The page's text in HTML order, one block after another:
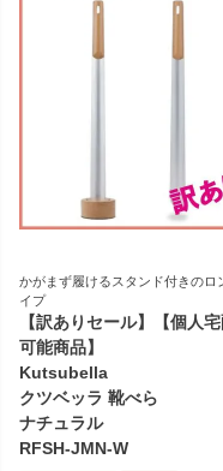
かがまず履けるスタンド付きのロ
イプ
【訳ありセール】【個人
可能商品】
Kutsubella
クツベッラ 靴べら
ナチュラル
RFSH-JMN-W